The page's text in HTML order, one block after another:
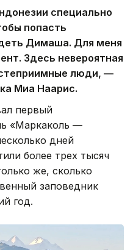
специально
попасть
Димаша. Для меня
Здесь невероятная
люди, —
Миа Наарис.
первый
«Маркаколь —
дней
более трех тысяч
же, сколько
заповедник
год.